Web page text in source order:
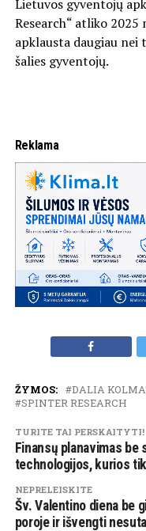
Lietuvos gyventojų
Research“ atliko 2025
apklausta daugiau
šalies gyventojų.
Reklama
ŽYMOS: DALIA
SPINTER RESEARCH
TURITE TAI PERSKAITYTI!
Finansų planavimas be
technologijos, kurios
NEPRELEISKITE
Šv. Valentino diena be
poroje ir išvengti